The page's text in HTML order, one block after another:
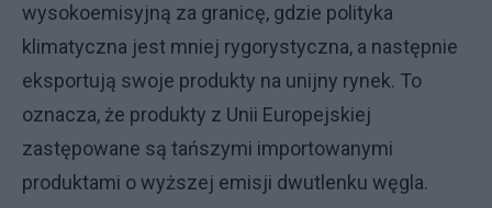
wysokoemisyjną za granicę, gdzie polityka
klimatyczna jest mniej rygorystyczna, a następnie
eksportują swoje produkty na unijny rynek. To
oznacza, że produkty z Unii Europejskiej
zastępowane są tańszymi importowanymi
produktami o wyższej emisji dwutlenku węgla.